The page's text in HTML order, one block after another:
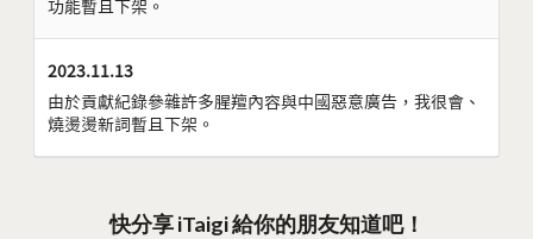
功能暫且下架。
2023.11.13
由於貢獻紀錄參雜許多腥羶內容與中國惡意廣告，我很會、
燒燙燙新詞暫且下架。
快分享 iTaigi 給你的朋友知道吧！